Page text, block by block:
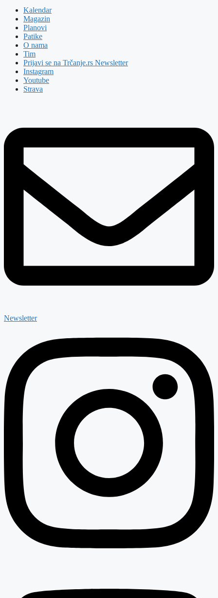
Kalendar
Magazin
Planovi
Patike
O nama
Tim
Prijavi se na Trčanje.rs Newsletter
Instagram
Youtube
Strava
Newsletter